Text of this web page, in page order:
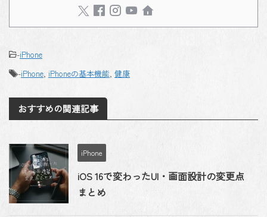
-iPhone
-iPhone, iPhoneの基本機能, 健康
おすすめの関連記事
iPhone
iOS 16で変わったUI・画面設計の変更点
まとめ